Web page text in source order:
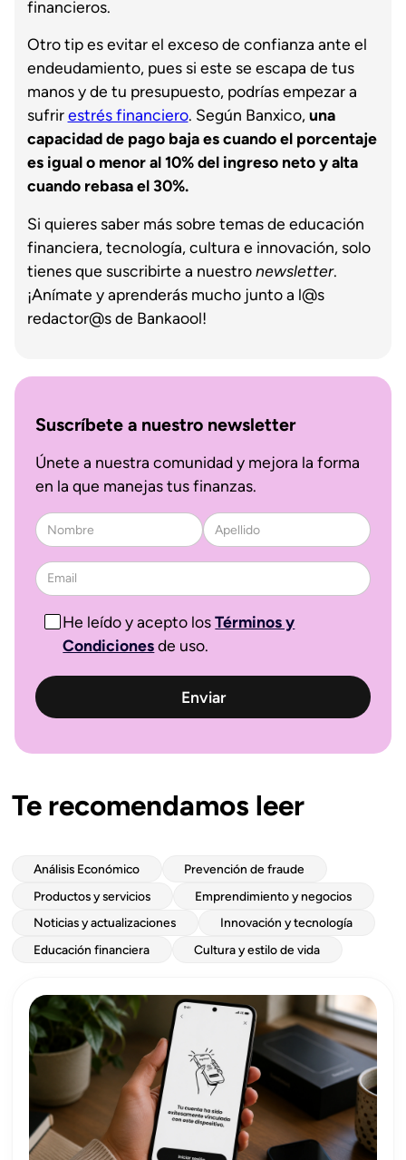
financieros.
Otro tip es evitar el exceso de confianza ante el
endeudamiento, pues si este se escapa de tus
manos y de tu presupuesto, podrías empezar a
sufrirestrés financiero. Según Banxico,una
capacidad de pago baja es cuando el porcentaje
es igual o menor al 10% del ingreso neto y alta
cuando rebasa el 30%.
Si quieres saber más sobre temas de educación
financiera, tecnología, cultura e innovación, solo
tienes que suscribirte a nuestronewsletter.
¡Anímate y aprenderás mucho junto a l@s
redactor@s de Bankaool!
Suscríbete a nuestro newsletter
Únete a nuestra comunidad y mejora la forma
en la que manejas tus finanzas.
He leído y acepto losTérminos y
Condicionesde uso.
Te recomendamos leer
Análisis Económico
Prevención de fraude
Productos y servicios
Emprendimiento y negocios
Noticias y actualizaciones
Innovación y tecnología
Educación financiera
Cultura y estilo de vida